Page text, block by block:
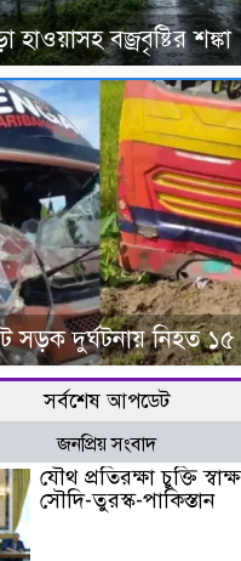
বজ্রবৃষ্টির শঙ্কা
সড়ক দুর্ঘটনায় নিহত ১৫
সর্বশেষ আপডেট
জনপ্রিয় সংবাদ
যৌথ প্রতিরক্ষা চুক্তি
সৌদি-তুরস্ক-পাকিস্তান